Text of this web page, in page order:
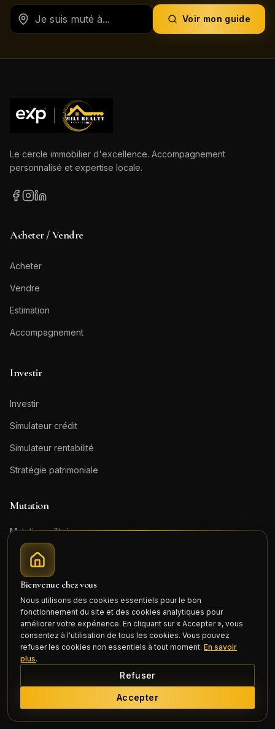
Voir mon guide
Le cercle immobilier d'excellence. Accompagnement
personnalisé et expertise locale.
Acheter / Vendre
Acheter
Vendre
Estimation
Accompagnement
Investir
Investir
Simulateur crédit
Simulateur rentabilité
Stratégie patrimoniale
Mutation
Mutation militaire
Parcours mutation
Garnisons
Se loger en garnison
Le Cercle
Le Cercle
La Team
Bienvenue chez vous
Nous utilisons des cookies essentiels pour le bon
fonctionnement du site et des cookies analytiques pour
améliorer votre expérience. En cliquant sur « Accepter », vous
consentez à l'utilisation de tous les cookies. Vous pouvez
refuser les cookies non essentiels à tout moment. En savoir
plus.
Refuser
Accepter